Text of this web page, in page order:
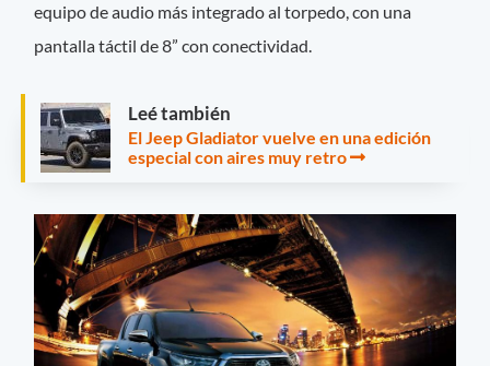
equipo de audio más integrado al torpedo, con una
pantalla táctil de 8” con conectividad.
Leé también
El Jeep Gladiator vuelve en una edición
especial con aires muy retro